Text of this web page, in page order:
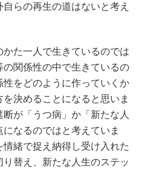
らの再生の道はないと考え
た一人で生きているのでは
関係性の中で生きているの
をどのように作っていくか
決めることになると思いま
が「うつ病」か「新たな人
なるのではと考えていま
緒で捉え納得し受け入れた
替え、新たな人生のステッ